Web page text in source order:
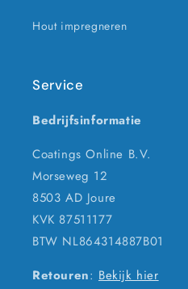
Hout impregneren
Service
Bedrijfsinformatie
Coatings Online B.V.
Morseweg 12
8503 AD Joure
KVK 87511177
BTW NL864314887B01
Retouren: Bekijk hier